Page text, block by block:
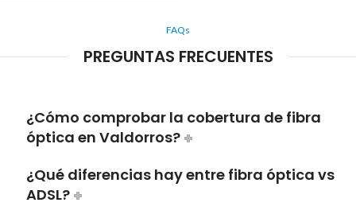
FAQs
PREGUNTAS FRECUENTES
¿Cómo comprobar la cobertura de fibra
óptica en Valdorros?
¿Qué diferencias hay entre fibra óptica vs
ADSL?